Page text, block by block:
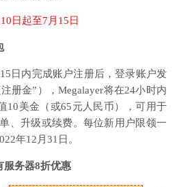
日起至7月15日
日内完成账户注册后，登录账户发
册金”），Megalayer将在24小时内
10美金（或65元人民币），可用于
、升级或续费。每位新用户限领一
年12月31日。
服务器8折优惠